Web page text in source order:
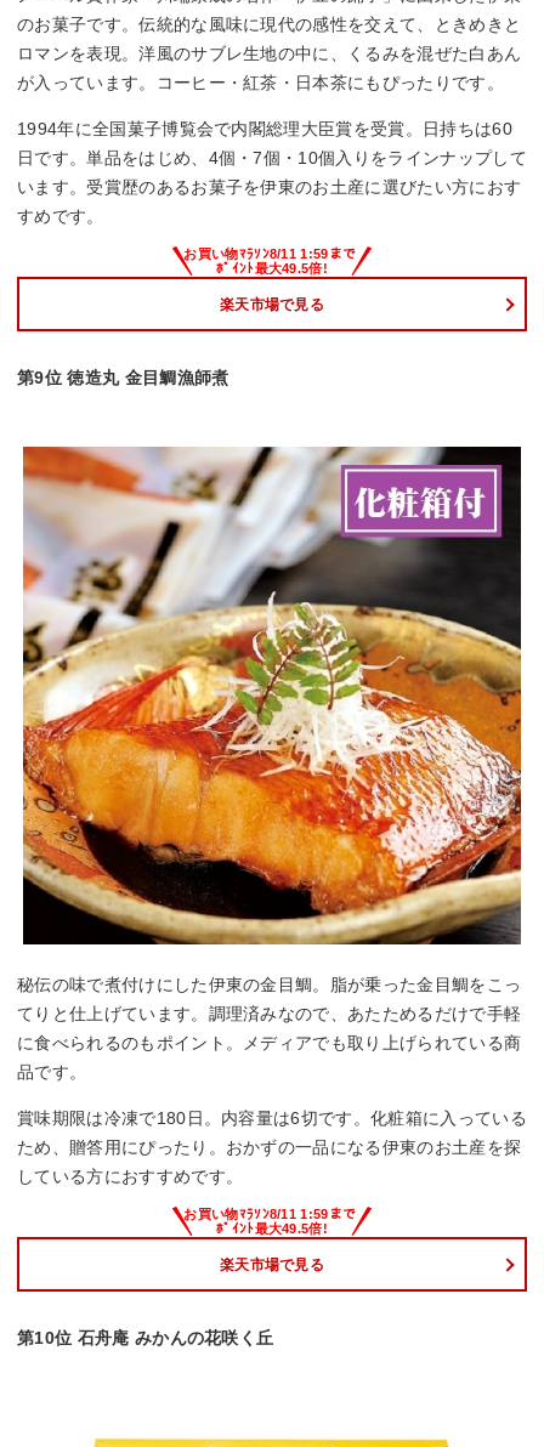
のお菓子です。伝統的な風味に現代の感性を交えて、ときめきと
ロマンを表現。洋風のサブレ生地の中に、くるみを混ぜた白あん
が入っています。コーヒー・紅茶・日本茶にもぴったりです。
1994年に全国菓子博覧会で内閣総理大臣賞を受賞。日持ちは60
日です。単品をはじめ、4個・7個・10個入りをラインナップして
います。受賞歴のあるお菓子を伊東のお土産に選びたい方におす
すめです。
楽天市場で見る
第9位 徳造丸 金目鯛漁師煮
秘伝の味で煮付けにした伊東の金目鯛。脂が乗った金目鯛をこっ
てりと仕上げています。調理済みなので、あたためるだけで手軽
に食べられるのもポイント。メディアでも取り上げられている商
品です。
賞味期限は冷凍で180日。内容量は6切です。化粧箱に入っている
ため、贈答用にぴったり。おかずの一品になる伊東のお土産を探
している方におすすめです。
楽天市場で見る
第10位 石舟庵 みかんの花咲く丘